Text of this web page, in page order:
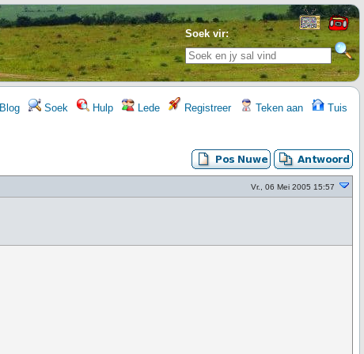
Soek vir:
Blog Soek Hulp Lede Registreer Teken aan Tuis
Vr., 06 Mei 2005 15:57